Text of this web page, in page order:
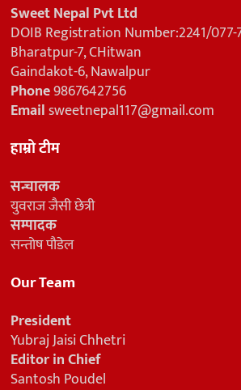
Sweet Nepal Pvt Ltd
DOIB Registration Number:2241/077-
Bharatpur-7, CHitwan
Gaindakot-6, Nawalpur
Phone9867642756
Emailsweetnepal117@gmail.com
हाम्रो टीम
सन्चालक
युवराज जैसी छेत्री
सम्पादक
सन्तोष पौडेल
Our Team
President
Yubraj Jaisi Chhetri
Editor in Chief
Santosh Poudel